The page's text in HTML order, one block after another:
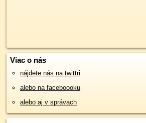
Viac o nás
nájdete nás na twittri
alebo na faceboooku
alebo aj v správach